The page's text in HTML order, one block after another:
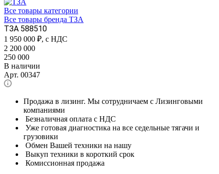
Все товары категории
Все товары бренда ТЗА
ТЗА 588510
1 950 000 ₽, с НДС
2 200 000
250 000
В наличии
Арт. 00347
Продажа в лизинг. Мы сотрудничаем с Лизинговыми
компаниями
Безналичная оплата с НДС
Уже готовая диагностика на все седельные тягачи и
грузовики
Обмен Вашей техники на нашу
Выкуп техники в короткий срок
Комиссионная продажа